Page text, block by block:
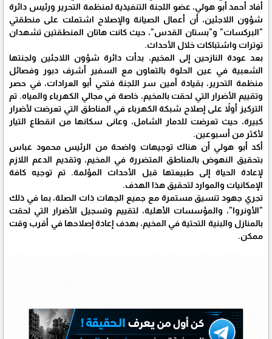
أفاد أحمد أبو هولي، عضو اللجنة التنفيذية لمنظمة التحرير ورئيس دائرة
شؤون اللاجئين، أن أعمال الصيانة والإصلاح اشتملت على منطقتي
"البركسات" و"بستان القدس"، حيث كانت هاتان المنطقتين تشهدان
توترات واشتباكات خلال الأحداث.
بعد عودة النازحين إلى المخيم، بدأت دائرة شؤون اللاجئين ولجنتها
الشعبية في عين الحلوة بالتعاون مع السفير أشرف دبور وفصائل
منظمة التحرير، بقيادة أمين سر اللجنة فتحي أبو العرادات، في حصر
وتقييم الأضرار التي لحقت بالمخيم، خاصة في مجالي الكهرباء والمياه. تم
التركيز أولاً على إصلاح شبكة الكهرباء في المناطق التي تعرضت لأضرار
كبيرة، حيث تعرضت للدمار الشامل، وعانى سكانها من انقطاع التيار
لأكثر من أسبوعين.
أكد أبو هولي أن هناك توجيهات واضحة من الرئيس محمود عباس
بتحقيق النهوض بالمناطق المتضررة في المخيم، وتقديم الدعم اللازم
لإعادة الحياة إلى طبيعتها قبل الأحداث المؤلمة. تم توجيه كافة
الإمكانيات والموارد لتحقيق هذا الهدف.
تجري جهود تنسيق مستمرة مع جميع الجهات ذات الصلة، بما في ذلك
"الأونروا"، والمؤسسات الأهلية، لتقييم وتسجيل الأضرار التي لحقت
بالمنازل والبنية التحتية في المخيم، بهدف إعادة إصلاحها في أقرب وقت
ممكن.